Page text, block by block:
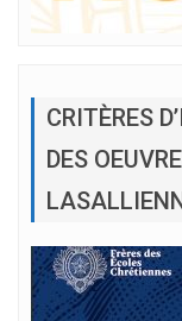
CRITÈRES
DES